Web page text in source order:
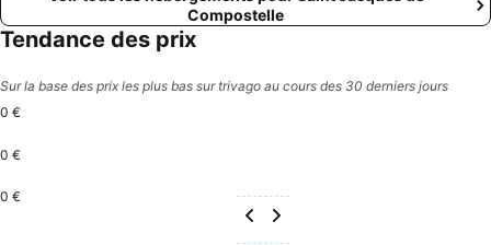
Compostelle
Tendance des prix
Sur la base des prix les plus bas sur trivago au cours des 30 derniers jours
0 €
0 €
0 €